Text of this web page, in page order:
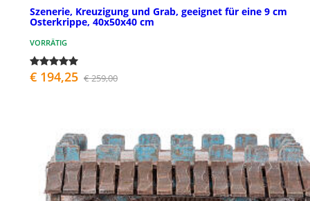
Szenerie, Kreuzigung und Grab, geeignet für eine 9 cm
Osterkrippe, 40x50x40 cm
VORRÄTIG
€ 194,25 € 259,00